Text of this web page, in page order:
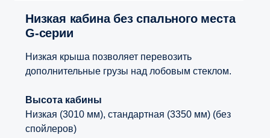
Низкая кабина без спального места
G-серии
Низкая крыша позволяет перевозить
дополнительные грузы над лобовым стеклом.
Высота кабины
Низкая (3010 мм), стандартная (3350 мм) (без
спойлеров)